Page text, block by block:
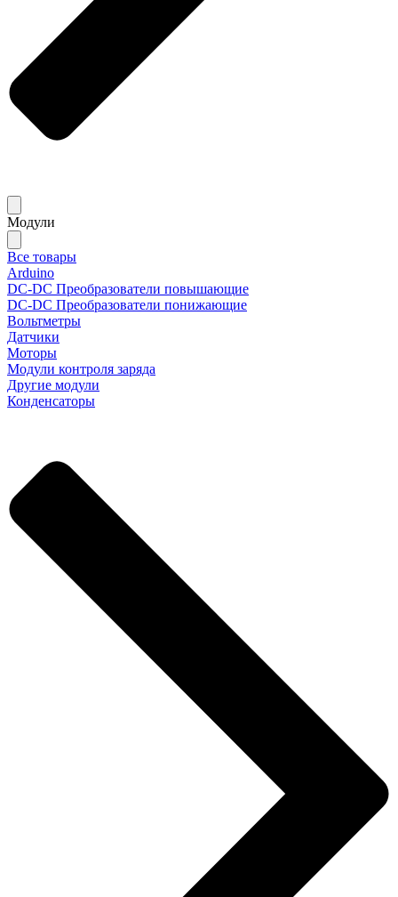
Модули
Все товары
Arduino
DC-DC Преобразователи повышающие
DC-DC Преобразователи понижающие
Вольтметры
Датчики
Моторы
Модули контроля заряда
Другие модули
Конденсаторы